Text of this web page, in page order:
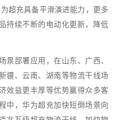
超充具备平滑演进能力，更多
持续不断的电动化更新，降低
景部署应用，在山东、广西、
疆、云南、湖南等物流干线场
效益更丰厚等优势赢得众多客
中，华为超充加快短倒场景向